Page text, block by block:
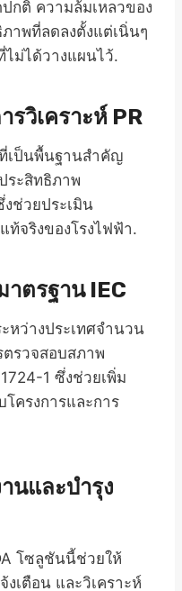
กติ ความล้มเหลวของ
าพที่ลดลงตั้งแต่เนิ่นๆ
ไม่ได้วางแผนไว้.
วิเคราะห์ PR
เป็นพื้นฐานสำคัญ
ระสิทธิภาพ
ช่วยประเมิน
ท้จริงของโรงไฟฟ้า.
ตรฐาน IEC
หว่างประเทศจำนวน
รวจสอบสภาพ
1 ซึ่งช่วยเพิ่ม
ครงการและการ
นและบำรุง
โซลูชันนี้ช่วยให้
เตือน และวิเคราะห์